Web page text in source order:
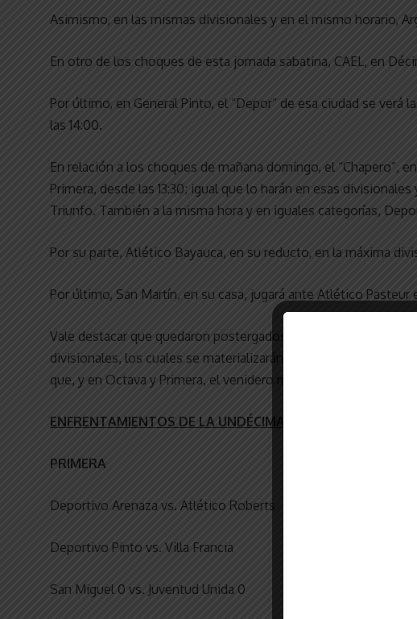
Asimismo, en las mismas divisionales y en el mismo horario,
En otro de los choques de esta jornada sabatina, CAEL, en
Por último, en General Pinto, el “Depor” de esa ciudad se verá
las 14:00.
En relación a los choques de mañana domingo, el “Chapero”,
Primera, desde las 13:30; igual que lo harán en esas
Triunfo. También a la misma hora y en iguales categorías,
Por su parte, Atlético Bayauca, en su reducto, en la máxima
Por último, San Martín, en su casa, jugará ante Atlético Pasteur
Vale destacar que quedaron postergados los cotejos de la
divisionales, los cuales se materializarán, en Décima, Novena y
que, y en Octava y Primera, el venidero miércoles, desde las
ENFRENTAMIENTOS DE LA UNDÉCIMA FECHA
PRIMERA
Deportivo Arenaza vs. Atlético Roberts
Deportivo Pinto vs. Villa Francia
San Miguel 0 vs. Juventud Unida 0